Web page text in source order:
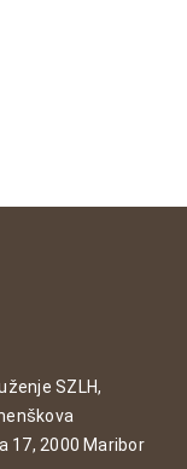
SZLH,
17, 2000 Maribor